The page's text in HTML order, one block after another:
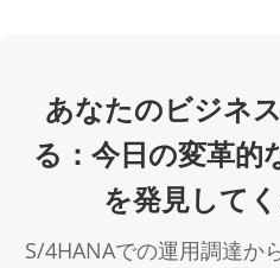
o
あなたのビジネ
る：今日の変革的
を発見して
S/4HANAでの運用調達か